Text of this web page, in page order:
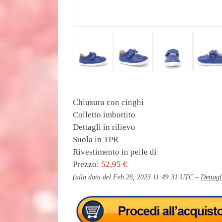
Chiusura con cinghi
Colletto imbottito
Dettagli in rilievo
Suola in TPR
Rivestimento in pelle di
Prezzo: 52,95 €
(alla data del Feb 26, 2023 11:49:31 UTC –